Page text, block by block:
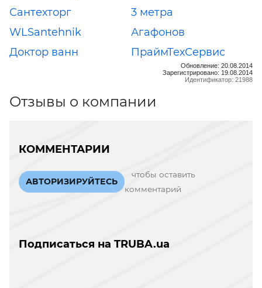
Сантехторг
3 метра
WLSantehnik
Агафонов
Доктор ванн
ПраймТехСервис
Обновление: 20.08.2014
Зарегистрировано: 19.08.2014
Идентификатор: 21988
Отзывы о компании
КОММЕНТАРИИ
АВТОРИЗИРУЙТЕСЬ
чтобы оставить
комментарий
Подписаться на TRUBA.ua